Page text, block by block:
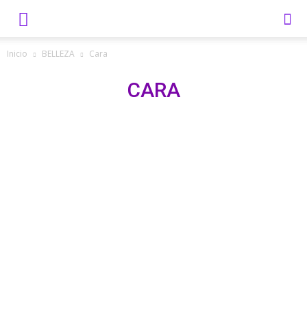
Inicio BELLEZA Cara
CARA